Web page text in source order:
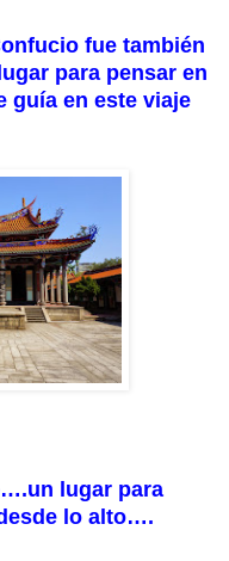
fue también
para pensar en
guía en este viaje
lugar para
lo alto….